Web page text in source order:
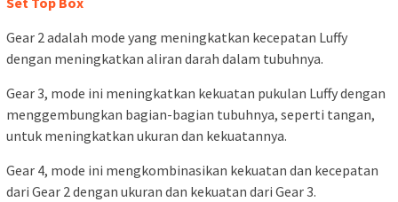
Gear 2 adalah mode yang meningkatkan kecepatan Luffy
dengan meningkatkan aliran darah dalam tubuhnya.
Gear 3, mode ini meningkatkan kekuatan pukulan Luffy dengan
menggembungkan bagian-bagian tubuhnya, seperti tangan,
untuk meningkatkan ukuran dan kekuatannya.
Gear 4, mode ini mengkombinasikan kekuatan dan kecepatan
dari Gear 2 dengan ukuran dan kekuatan dari Gear 3.